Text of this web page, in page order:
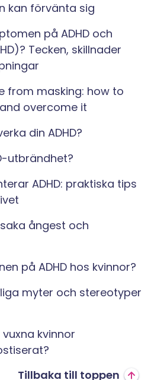
kan förvänta sig
på ADHD och
Tecken, skillnader
from masking: how to
overcome it
din ADHD?
utbrändhet?
ADHD: praktiska tips
ångest och
på ADHD hos kvinnor?
myter och stereotyper
vuxna kvinnor
Tillbaka till toppen